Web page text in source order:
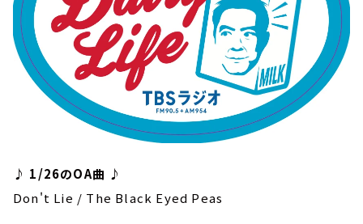
♪ 1/26のOA曲 ♪
Don't Lie / The Black Eyed Peas